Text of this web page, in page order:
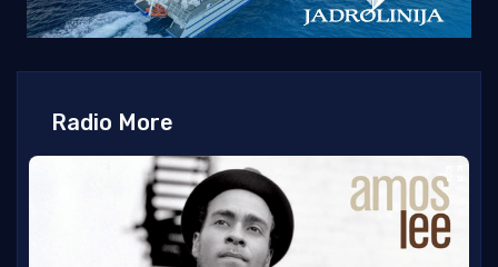
Radio More